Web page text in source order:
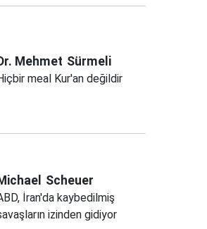
Mehmet Sürmeli
meal Kur'an değildir
Scheuer
İran'da kaybedilmiş
izinden gidiyor